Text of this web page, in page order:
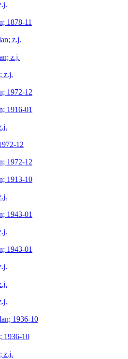
1878-11
z.j.
z.j.
z.j.
1972-12
1916-01
12
1972-12
1913-10
1943-01
1943-01
1936-10
1936-10
z.j.